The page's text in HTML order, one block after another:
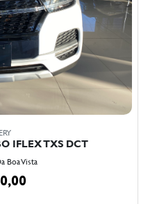
IFLEX TXS DCT
Boa Vista